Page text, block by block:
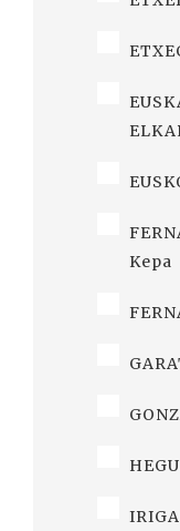
Kepa